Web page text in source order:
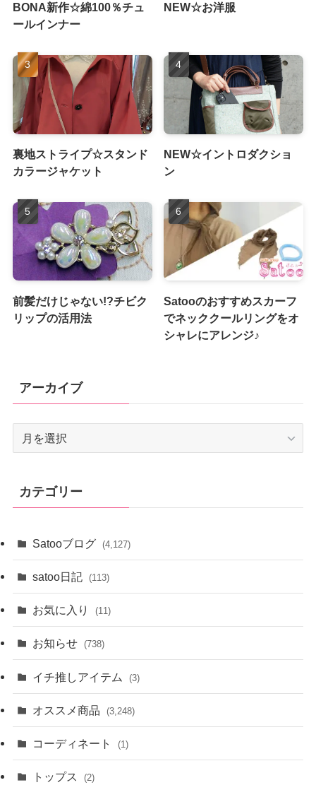
BONA新作☆綿100％チュ
ールインナー
NEW☆お洋服
裏地ストライプ☆スタンド
カラージャケット
NEW☆イントロダクショ
ン
前髪だけじゃない!?チビク
リップの活用法
Satooのおすすめスカーフ
でネッククールリングをオ
シャレにアレンジ♪
アーカイブ
ブ
カテゴリー
Satooブログ (4,127)
satoo日記 (113)
お気に入り (11)
お知らせ (738)
イチ推しアイテム (3)
オススメ商品 (3,248)
コーディネート (1)
トップス (2)